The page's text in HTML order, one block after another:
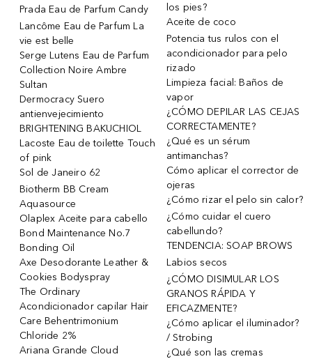
Prada Eau de Parfum Candy
Lancôme Eau de Parfum La
vie est belle
Serge Lutens Eau de Parfum
Collection Noire Ambre
Sultan
Dermocracy Suero
antienvejecimiento
BRIGHTENING BAKUCHIOL
Lacoste Eau de toilette Touch
of pink
Sol de Janeiro 62
Biotherm BB Cream
Aquasource
Olaplex Aceite para cabello
Bond Maintenance No.7
Bonding Oil
Axe Desodorante Leather &
Cookies Bodyspray
The Ordinary
Acondicionador capilar Hair
Care Behentrimonium
Chloride 2%
Ariana Grande Cloud
los pies?
Aceite de coco
Potencia tus rulos con el
acondicionador para pelo
rizado
Limpieza facial: Baños de
vapor
¿CÓMO DEPILAR LAS CEJAS
CORRECTAMENTE?
¿Qué es un sérum
antimanchas?
Cómo aplicar el corrector de
ojeras
¿Cómo rizar el pelo sin calor?
¿Cómo cuidar el cuero
cabellundo?
TENDENCIA: SOAP BROWS
Labios secos
¿CÓMO DISIMULAR LOS
GRANOS RÁPIDA Y
EFICAZMENTE?
¿Cómo aplicar el iluminador?
/ Strobing
¿Qué son las cremas